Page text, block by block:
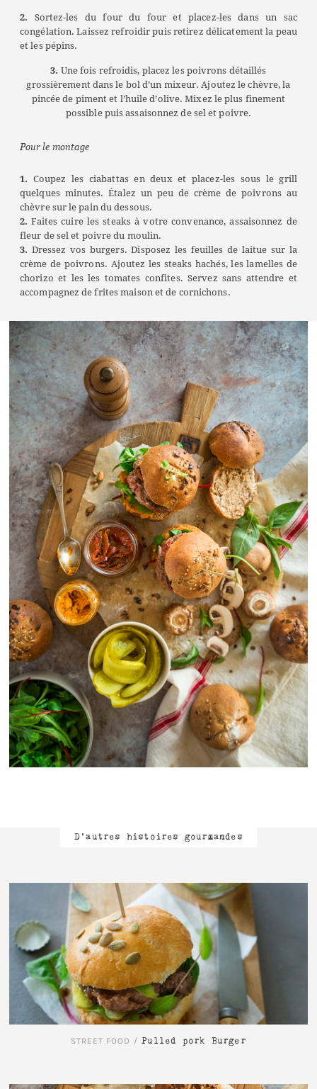
2. Sortez-les du four du four et placez-les dans un sac
congélation. Laissez refroidir puis retirez délicatement la peau
et les pépins.
3. Une fois refroidis, placez les poivrons détaillés
grossièrement dans le bol d’un mixeur. Ajoutez le chèvre, la
pincée de piment et l’huile d’olive. Mixez le plus finement
possible puis assaisonnez de sel et poivre.
Pour le montage
1. Coupez les ciabattas en deux et placez-les sous le grill
quelques minutes. Étalez un peu de crème de poivrons au
chèvre sur le pain du dessous.
2. Faites cuire les steaks à votre convenance, assaisonnez de
fleur de sel et poivre du moulin.
3. Dressez vos burgers. Disposez les feuilles de laitue sur la
crème de poivrons. Ajoutez les steaks hachés, les lamelles de
chorizo et les les tomates confites. Servez sans attendre et
accompagnez de frites maison et de cornichons.
D'autres histoires gourmandes
LIRE L'ARTICLE
STREET FOOD / Pulled pork Burger